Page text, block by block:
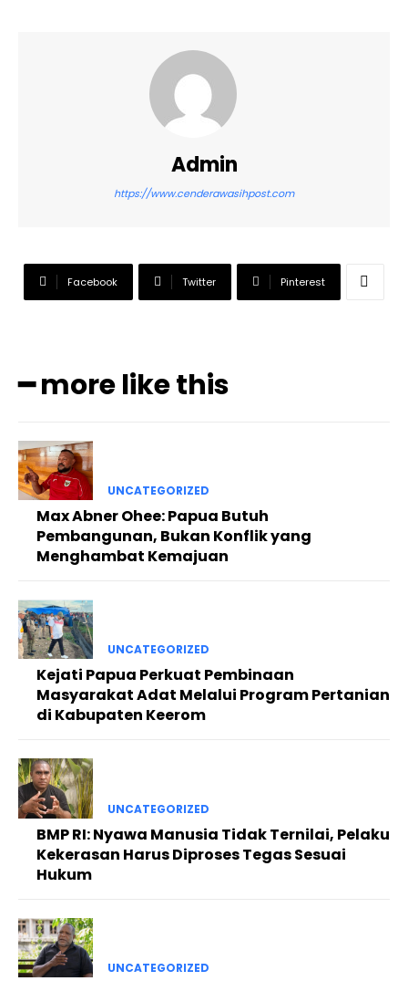
Admin
https://www.cenderawasihpost.com
Facebook Twitter Pinterest
━ more like this
UNCATEGORIZED
Max Abner Ohee: Papua Butuh
Pembangunan, Bukan Konflik yang
Menghambat Kemajuan
UNCATEGORIZED
Kejati Papua Perkuat Pembinaan
Masyarakat Adat Melalui Program Pertanian
di Kabupaten Keerom
UNCATEGORIZED
BMP RI: Nyawa Manusia Tidak Ternilai, Pelaku
Kekerasan Harus Diproses Tegas Sesuai
Hukum
UNCATEGORIZED